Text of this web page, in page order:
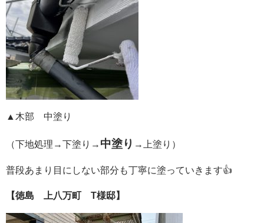
▲木部 中塗り
（下地処理→下塗り→ 中塗り →上塗り）
普段あまり目にしない部分も丁寧に塗っていきます👍
【徳島 上八万町 T様邸】